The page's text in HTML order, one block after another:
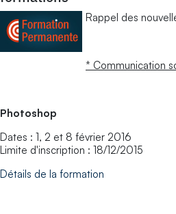
Rappel des
* Communication
Photoshop
Dates : 1, 2 et 8 février 2016
Limite d'inscription : 18/12/2015
Détails de la formation